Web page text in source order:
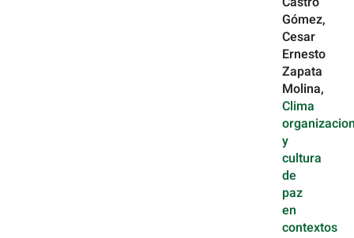
Gómez,
Cesar
Ernesto
Zapata
Molina,
Clima
y
cultura
de
paz
en
contextos